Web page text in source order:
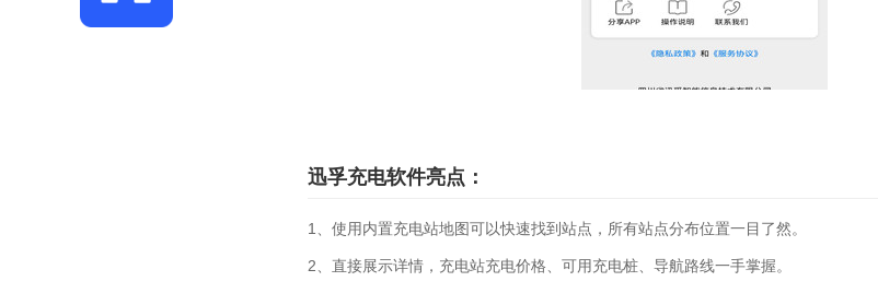
迅孚充电软件亮点：
1、使用内置充电站地图可以快速找到站点，所有站点分布位置一目了然。
2、直接展示详情，充电站充电价格、可用充电桩、导航路线一手掌握。